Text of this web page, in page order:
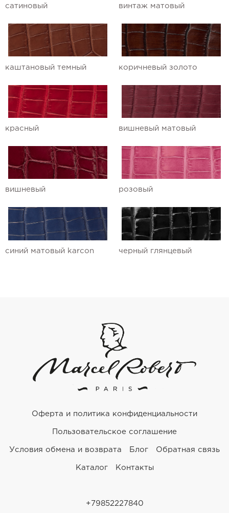
сатиновый
винтаж матовый
каштановый темный коричневый золото
красный вишневый матовый
вишневый розовый
синий матовый karcon черный глянцевый
Оферта и политика конфиденциальности
Пользовательское соглашение
Условия обмена и возврата Блог Обратная связь
Каталог Контакты
+79852227840